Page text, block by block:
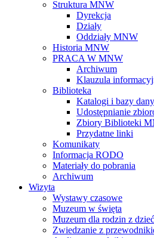
Struktura MNW
Dyrekcja
Działy
Oddziały MNW
Historia MNW
PRACA W MNW
Archiwum
Klauzula
Biblioteka
Katalogi i bazy
Udostępnianie
Zbiory Biblioteki
Przydatne linki
Komunikaty
Informacja RODO
Materiały do pobrania
Archiwum
Wizyta
Wystawy czasowe
Muzeum w święta
Muzeum dla rodzin z
Zwiedzanie z